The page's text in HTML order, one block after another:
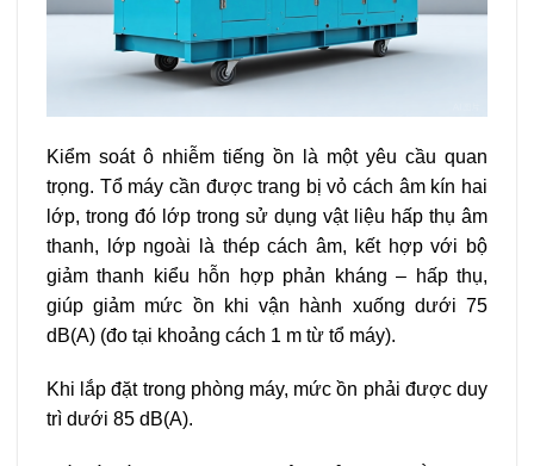
Kiểm soát ô nhiễm tiếng ồn là một yêu cầu quan
trọng. Tổ máy cần được trang bị vỏ cách âm kín hai
lớp, trong đó lớp trong sử dụng vật liệu hấp thụ âm
thanh, lớp ngoài là thép cách âm, kết hợp với bộ
giảm thanh kiểu hỗn hợp phản kháng – hấp thụ,
giúp giảm mức ồn khi vận hành xuống dưới 75
dB(A) (đo tại khoảng cách 1 m từ tổ máy).
Khi lắp đặt trong phòng máy, mức ồn phải được duy
trì dưới 85 dB(A).